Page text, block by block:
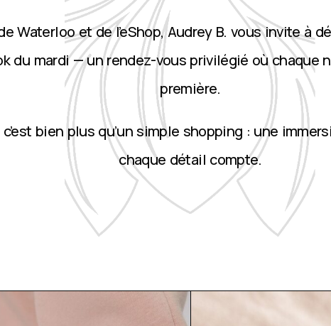
Waterloo et de l’eShop, Audrey B. vous invite à
du mardi — un rendez-vous privilégié où chaque
première.
c’est bien plus qu’un simple shopping : une
chaque détail compte.